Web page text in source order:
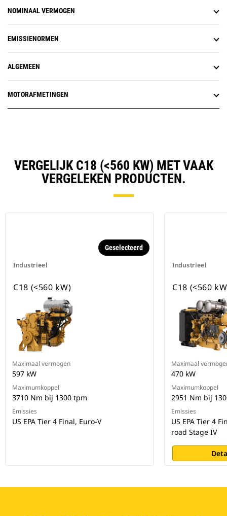
NOMINAAL VERMOGEN
EMISSIENORMEN
ALGEMEEN
MOTORAFMETINGEN
VERGELIJK C18 (<560 KW) MET VAAK
VERGELEKEN PRODUCTEN.
Industrieel
Geselecteerd
C18 (<560 kW)
Maximaal vermogen
597 kW
Maximumkoppel
3710 Nm bij 1300 tpm
Emissies
US EPA Tier 4 Final, Euro-V
Industrieel
C18 (<560
Maximaal
470 kW
Maximumkoppel
2951 Nm bij
Emissies
US EPA Tier 4
road Stage IV